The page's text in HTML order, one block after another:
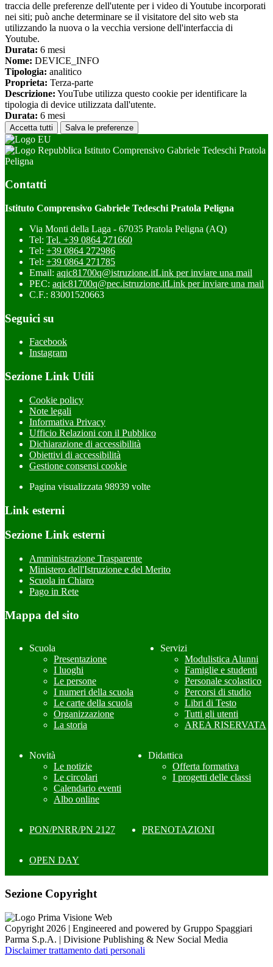
traccia delle preferenze dell'utente per i video di Youtube incorporati
nei siti; può anche determinare se il visitatore del sito web sta
utilizzando la nuova o la vecchia versione dell'interfaccia di
Youtube.
Durata: 6 mesi
Nome: DEVICE_INFO
Tipologia: analitico
Proprieta: Terza-parte
Descrizione: YouTube utilizza questo cookie per identificare la
tipologia di device utilizzata dall'utente.
Durata: 6 mesi
Accetta tutti Salva le preferenze
Istituto Comprensivo Gabriele Tedeschi Pratola
Peligna
Contatti
Istituto Comprensivo Gabriele Tedeschi Pratola Peligna
Via Monti della Laga - 67035 Pratola Peligna (AQ)
Tel: Tel. +39 0864 271660
Tel: +39 0864 272986
Tel: +39 0864 271785
Email: aqic81700q@istruzione.itLink per inviare una mail
PEC: aqic81700q@pec.istruzione.itLink per inviare una mail
C.F.: 83001520663
Seguici su
Facebook
Instagram
Sezione Link Utili
Cookie policy
Note legali
Informativa Privacy
Ufficio Relazioni con il Pubblico
Dichiarazione di accessibilità
Obiettivi di accessibilità
Gestione consensi cookie
Pagina visualizzata 98939 volte
Link esterni
Sezione Link esterni
Amministrazione Trasparente
Ministero dell'Istruzione e del Merito
Scuola in Chiaro
Pago in Rete
Mappa del sito
Scuola
Presentazione
I luoghi
Le persone
I numeri della scuola
Le carte della scuola
Organizzazione
La storia
Servizi
Modulistica Alunni
Famiglie e studenti
Personale scolastico
Percorsi di studio
Libri di Testo
Tutti gli utenti
AREA RISERVATA
Novità
Le notizie
Le circolari
Calendario eventi
Albo online
Didattica
Offerta formativa
I progetti delle classi
PON/PNRR/PN 2127 PRENOTAZIONI
OPEN DAY
Sezione Copyright
Copyright 2026 | Engineered and powered by Gruppo Spaggiari
Parma S.p.A. | Divisione Publishing & New Social Media
Disclaimer trattamento dati personali